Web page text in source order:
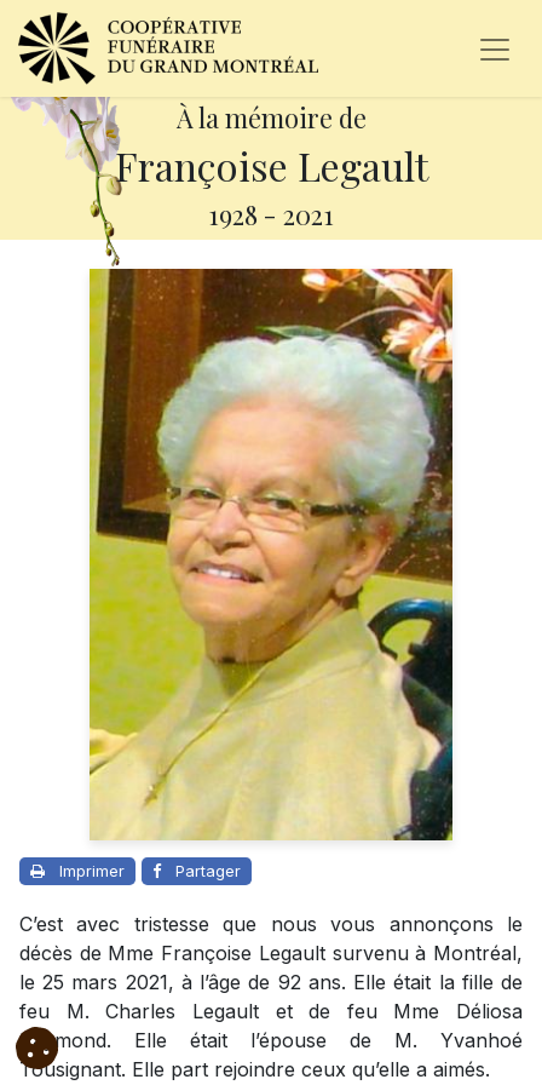
À la mémoire de
Françoise Legault
1928 - 2021
Imprimer Partager
C’est avec tristesse que nous vous annonçons le
décès de Mme Françoise Legault survenu à Montréal,
le 25 mars 2021, à l’âge de 92 ans. Elle était la fille de
feu M. Charles Legault et de feu Mme Déliosa
Raymond. Elle était l’épouse de M. Yvanhoé
Tousignant. Elle part rejoindre ceux qu’elle a aimés.